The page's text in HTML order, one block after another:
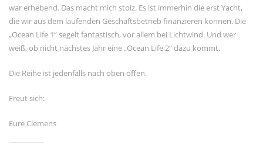
war erhebend. Das macht mich stolz. Es ist immerhin die erst Yacht,
die wir aus dem laufenden Geschäftsbetrieb finanzieren können. Die
„Ocean Life 1“ segelt fantastisch, vor allem bei Lichtwind. Und wer
weiß, ob nicht nächstes Jahr eine „Ocean Life 2“ dazu kommt.
Die Reihe ist jedenfalls nach oben offen.
Freut sich:
Eure Clemens